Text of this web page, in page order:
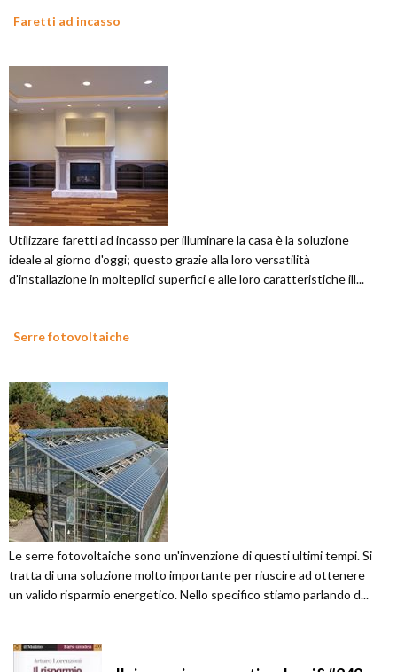
Faretti ad incasso
Utilizzare faretti ad incasso per illuminare la casa è la soluzione
ideale al giorno d'oggi; questo grazie alla loro versatilità
d'installazione in molteplici superfici e alle loro caratteristiche ill...
Serre fotovoltaiche
Le serre fotovoltaiche sono un'invenzione di questi ultimi tempi. Si
tratta di una soluzione molto importante per riuscire ad ottenere
un valido risparmio energetico. Nello specifico stiamo parlando d...